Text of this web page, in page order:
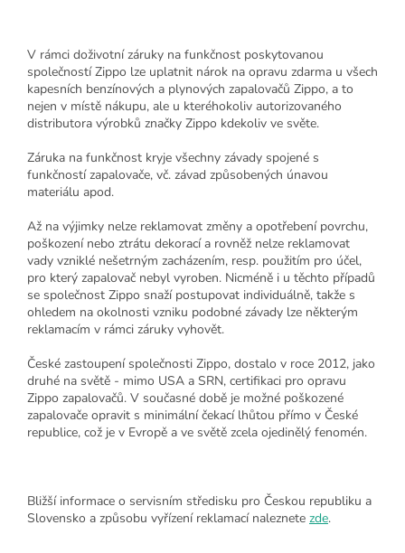
V rámci doživotní záruky na funkčnost poskytovanou
společností Zippo lze uplatnit nárok na opravu zdarma u všech
kapesních benzínových a plynových zapalovačů Zippo, a to
nejen v místě nákupu, ale u kteréhokoliv autorizovaného
distributora výrobků značky Zippo kdekoliv ve světe.
Záruka na funkčnost kryje všechny závady spojené s
funkčností zapalovače, vč. závad způsobených únavou
materiálu apod.
Až na výjimky nelze reklamovat změny a opotřebení povrchu,
poškození nebo ztrátu dekorací a rovněž nelze reklamovat
vady vzniklé nešetrným zacházením, resp. použitím pro účel,
pro který zapalovač nebyl vyroben. Nicméně i u těchto případů
se společnost Zippo snaží postupovat individuálně, takže s
ohledem na okolnosti vzniku podobné závady lze některým
reklamacím v rámci záruky vyhovět.
České zastoupení společnosti Zippo, dostalo v roce 2012, jako
druhé na světě - mimo USA a SRN, certifikaci pro opravu
Zippo zapalovačů. V současné době je možné poškozené
zapalovače opravit s minimální čekací lhůtou přímo v České
republice, což je v Evropě a ve světě zcela ojedinělý fenomén.
Bližší informace o servisním středisku pro Českou republiku a
Slovensko a způsobu vyřízení reklamací naleznete zde.